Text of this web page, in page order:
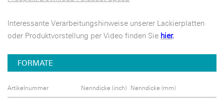
Interessante Verarbeitungshinweise unserer Lackierplatten
oder Produktvorstellung per Video finden Sie hier.
FORMATE
Artikelnummer Nenndicke (inch) Nenndicke (mm)